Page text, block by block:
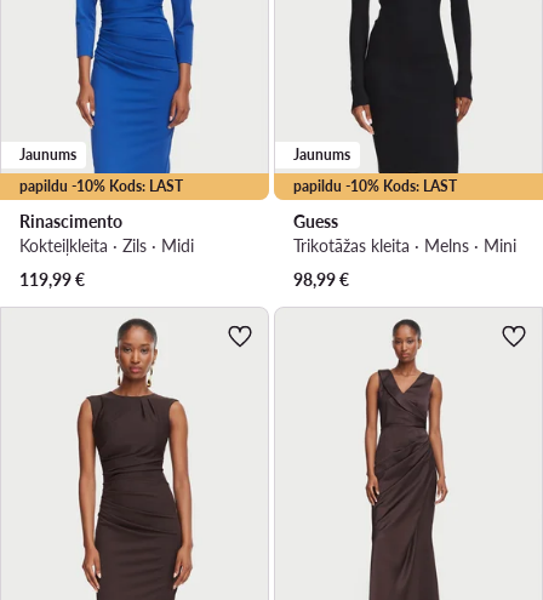
papildu -10% Kods: LAST
Jaunums
Rinascimento
Kokteiļkleita · Zils · Midi
119,99€
papildu -10% Kods: LAST
Jaunums
Guess
Trikotāžas kleita · Melns · Mini
98,99€